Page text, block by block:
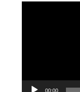
00:00